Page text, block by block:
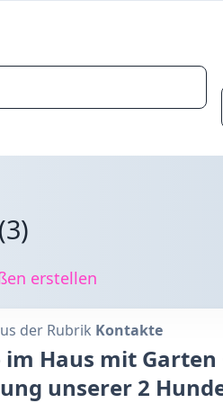
(3)
erstellen
der Rubrik Kontakte
Haus mit
unserer 2